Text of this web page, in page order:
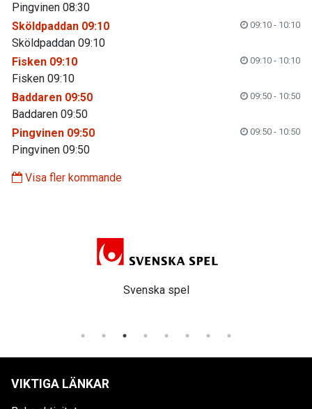
Pingvinen 08:30
Sköldpaddan 09:10
09:10 - 10:10
Sköldpaddan 09:10
Fisken 09:10
09:10 - 10:10
Fisken 09:10
Baddaren 09:50
09:50 - 10:50
Baddaren 09:50
Pingvinen 09:50
09:50 - 10:50
Pingvinen 09:50
Visa fler kommande
Svenska spel
VIKTIGA LÄNKAR